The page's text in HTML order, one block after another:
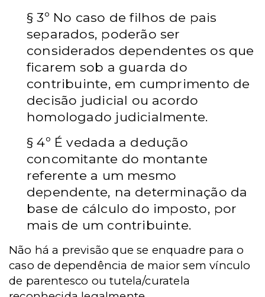
§ 3º No caso de filhos de pais
separados, poderão ser
considerados dependentes os que
ficarem sob a guarda do
contribuinte, em cumprimento de
decisão judicial ou acordo
homologado judicialmente.
§ 4º É vedada a dedução
concomitante do montante
referente a um mesmo
dependente, na determinação da
base de cálculo do imposto, por
mais de um contribuinte.
Não há a previsão que se enquadre para o
caso de dependência de maior sem vínculo
de parentesco ou tutela/curatela